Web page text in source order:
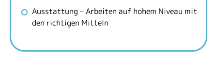
Ausstattung – Arbeiten auf hohem Niveau mit
den richtigen Mitteln